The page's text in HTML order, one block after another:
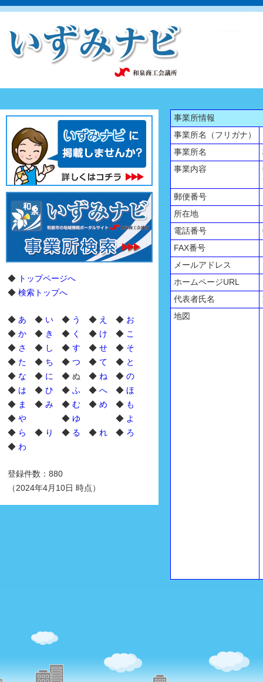
◆ トップページへ
◆ 検索トップへ
◆ あ ◆ い ◆ う ◆ え ◆ お
◆ か ◆ き ◆ く ◆ け ◆ こ
◆ さ ◆ し ◆ す ◆ せ ◆ そ
◆ た ◆ ち ◆ つ ◆ て ◆ と
◆ な ◆ に ◆ ぬ ◆ ね ◆ の
◆ は ◆ ひ ◆ ふ ◆ へ ◆ ほ
◆ ま ◆ み ◆ む ◆ め ◆ も
◆ や ◆ ゆ ◆ よ
◆ ら ◆ り ◆ る ◆ れ ◆ ろ
◆ わ
登録件数：880
（2024年4月10日 時点）
事業所情報
事業所名（フリガナ）
事業所名
事業内容
郵便番号
所在地
電話番号
FAX番号
メールアドレス
ホームページURL
代表者氏名
地図